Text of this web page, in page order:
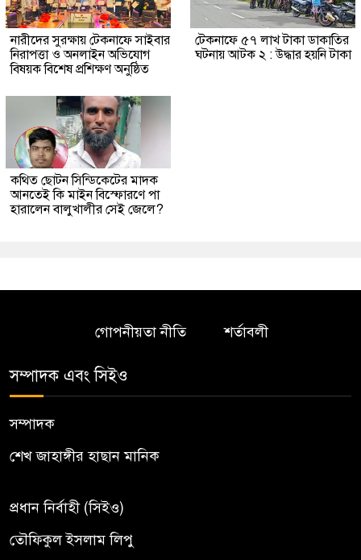
নারীদের সুরক্ষায় টেকনাফে সাইবার
নিরাপত্তা ও অনলাইন অভিযোগ
বিষয়ক বিশেষ প্রশিক্ষণ অনুষ্ঠিত
টেকনাফে ৫৭ লাখ টাকা ডাকাতির
ঘটনায় আটক ২ : উদ্ধার হয়নি টাকা
কথিত ছোটন সিন্ডিকেটের মাদক
আনতেই কি মাইন বিস্ফোরণে পা
হারালেন বালুখালীর সেই জেলে?
গোপনীয়তা নীতি শর্তাবলী
সম্পাদক এবং সিইও
সম্পাদক
শেখ জাহাঙ্গীর হাছান মানিক
প্রধান নির্বাহী (সিইও)
তৌফিকুল ইসলাম লিপু